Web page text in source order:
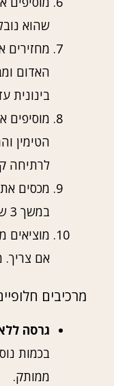
שהוא
מחזירים
האדום
בינונית
מוסיפים
הטימין
לרתיחה
מכסים
במשך 3 שעות, עד שהבשר רך ונמס בפה.
מוציאים
אם צריך.
מרכיבים
גרסה ללא
בכמות
ממותק.